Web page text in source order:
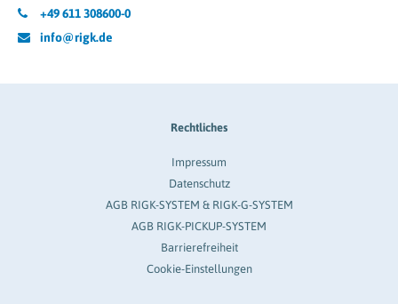
+49 611 308600-0
info@rigk.de
Rechtliches
Impressum
Datenschutz
AGB RIGK-SYSTEM & RIGK-G-SYSTEM
AGB RIGK-PICKUP-SYSTEM
Barrierefreiheit
Cookie-Einstellungen